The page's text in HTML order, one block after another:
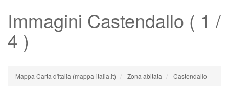
Immagini Castendallo ( 1 /
4 )
Mappa Carta d'Italia (mappa-italia.it) Zona abitata Castendallo